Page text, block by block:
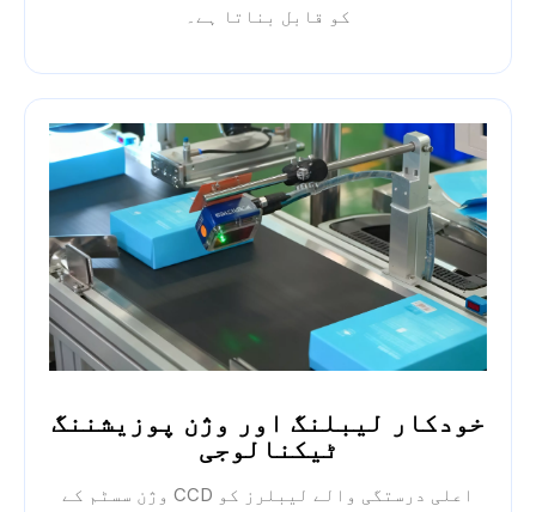
کو قابل بناتا ہے۔
خودکار لیبلنگ اور وژن پوزیشننگ
ٹیکنالوجی
اعلی درستگی والے لیبلرز کو CCD وژن سسٹم کے